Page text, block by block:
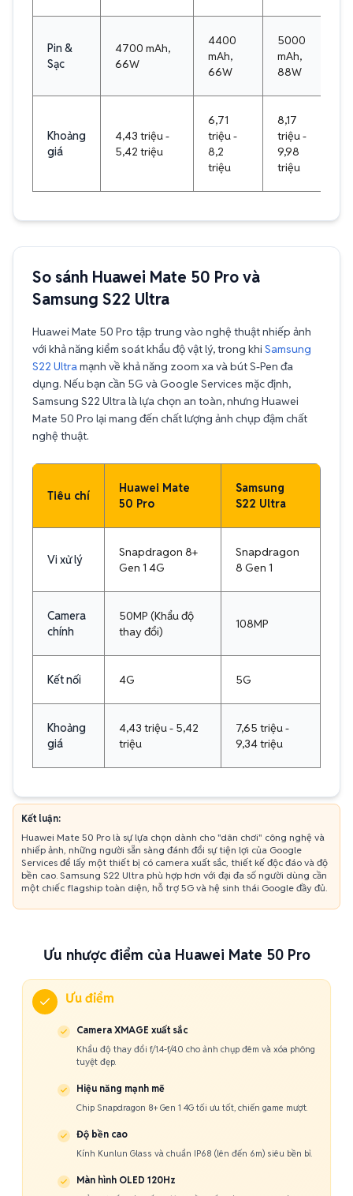
Pin &
Sạc
4700 mAh,
66W
4400
mAh,
66W
5000
mAh,
88W
Khoảng
giá
4,43 triệu -
5,42 triệu
6,71
triệu -
8,2
triệu
8,17
triệu -
9,98
triệu
So sánh Huawei Mate 50 Pro và
Samsung S22 Ultra
Huawei Mate 50 Pro tập trung vào nghệ thuật nhiếp ảnh
với khả năng kiểm soát khẩu độ vật lý, trong khi Samsung
S22 Ultramạnh về khả năng zoom xa và bút S-Pen đa
dụng. Nếu bạn cần 5G và Google Services mặc định,
Samsung S22 Ultra là lựa chọn an toàn, nhưng Huawei
Mate 50 Pro lại mang đến chất lượng ảnh chụp đậm chất
nghệ thuật.
Tiêu chí
Huawei Mate
50 Pro
Samsung
S22 Ultra
Vi xử lý
Snapdragon 8+
Gen 1 4G
Snapdragon
8 Gen 1
Camera
chính
50MP (Khẩu độ
thay đổi)
108MP
Kết nối 4G 5G
Khoảng
giá
4,43 triệu - 5,42
triệu
7,65 triệu -
9,34 triệu
Kết luận:
Huawei Mate 50 Pro là sự lựa chọn dành cho "dân chơi" công nghệ và
nhiếp ảnh, những người sẵn sàng đánh đổi sự tiện lợi của Google
Services để lấy một thiết bị có camera xuất sắc, thiết kế độc đáo và độ
bền cao. Samsung S22 Ultra phù hợp hơn với đại đa số người dùng cần
một chiếc flagship toàn diện, hỗ trợ 5G và hệ sinh thái Google đầy đủ.
Ưu nhược điểm của Huawei Mate 50 Pro
Ưu điểm
Camera XMAGE xuất sắc
Khẩu độ thay đổi f/1.4-f/4.0 cho ảnh chụp đêm và xóa phông
tuyệt đẹp.
Hiệu năng mạnh mẽ
Chip Snapdragon 8+ Gen 1 4G tối ưu tốt, chiến game mượt.
Độ bền cao
Kính Kunlun Glass và chuẩn IP68 (lên đến 6m) siêu bền bỉ.
Màn hình OLED 120Hz